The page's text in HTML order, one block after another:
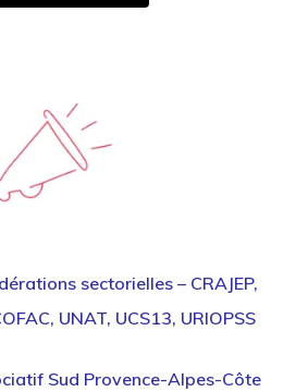
sectorielles – CRAJEP,
UNAT, UCS13, URIOPSS
Sud Provence-Alpes-Côte